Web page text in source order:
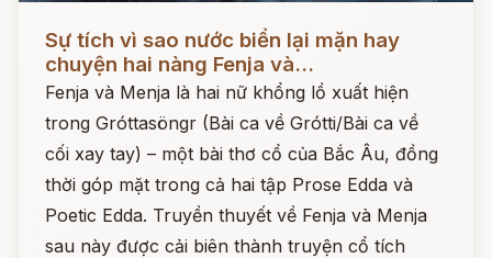
Sự tích vì sao nước biển lại mặn hay
chuyện hai nàng Fenja và...
Fenja và Menja là hai nữ khổng lồ xuất hiện
trong Gróttasöngr (Bài ca về Grótti/Bài ca về
cối xay tay) – một bài thơ cổ của Bắc Âu, đồng
thời góp mặt trong cả hai tập Prose Edda và
Poetic Edda. Truyền thuyết về Fenja và Menja
sau này được cải biên thành truyện cổ tích